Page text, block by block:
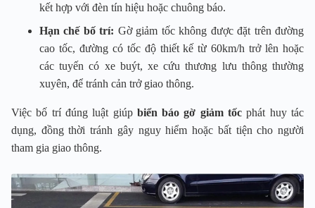
kết hợp với đèn tín hiệu hoặc chuông báo.
Hạn chế bố trí: Gờ giảm tốc không được đặt trên đường
cao tốc, đường có tốc độ thiết kế từ 60km/h trở lên hoặc
các tuyến có xe buýt, xe cứu thương lưu thông thường
xuyên, để tránh cản trở giao thông.
Việc bố trí đúng luật giúp biển báo gờ giảm tốc phát huy tác
dụng, đồng thời tránh gây nguy hiểm hoặc bất tiện cho người
tham gia giao thông.